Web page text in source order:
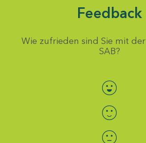
Feedback
Wie zufrieden sind Sie mit
SAB?
Bewertung